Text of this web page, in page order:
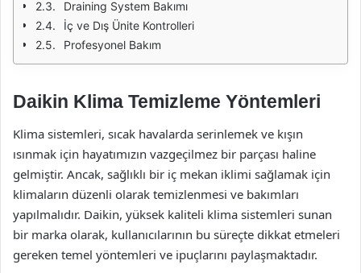
Draining System Bakımı
İç ve Dış Ünite Kontrolleri
Profesyonel Bakım
Daikin Klima Temizleme Yöntemleri
Klima sistemleri, sıcak havalarda serinlemek ve kışın
ısınmak için hayatımızın vazgeçilmez bir parçası haline
gelmiştir. Ancak, sağlıklı bir iç mekan iklimi sağlamak için
klimaların düzenli olarak temizlenmesi ve bakımları
yapılmalıdır. Daikin, yüksek kaliteli klima sistemleri sunan
bir marka olarak, kullanıcılarının bu süreçte dikkat etmeleri
gereken temel yöntemleri ve ipuçlarını paylaşmaktadır.